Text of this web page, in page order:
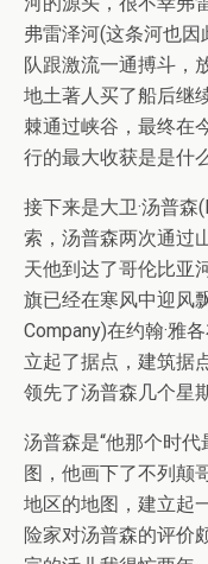
弗雷泽河(这条河也
队跟激流一通搏斗，
地土著人买了船后继
棘通过峡谷，最终在
行的最大收获是是什
接下来是大卫·汤普
索，汤普森两次通过
天他到达了哥伦比亚
旗已经在寒风中迎风
Company)在约翰·雅
立起了据点，建筑据
领先了汤普森几个星期
汤普森是“他那个时
图，他画下了不列颠
地区的地图，建立起
险家对汤普森的评价